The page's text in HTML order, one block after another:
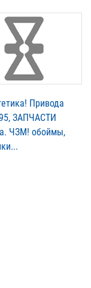
Привода
ЗАПЧАСТИ
ЧЗМ! обоймы,